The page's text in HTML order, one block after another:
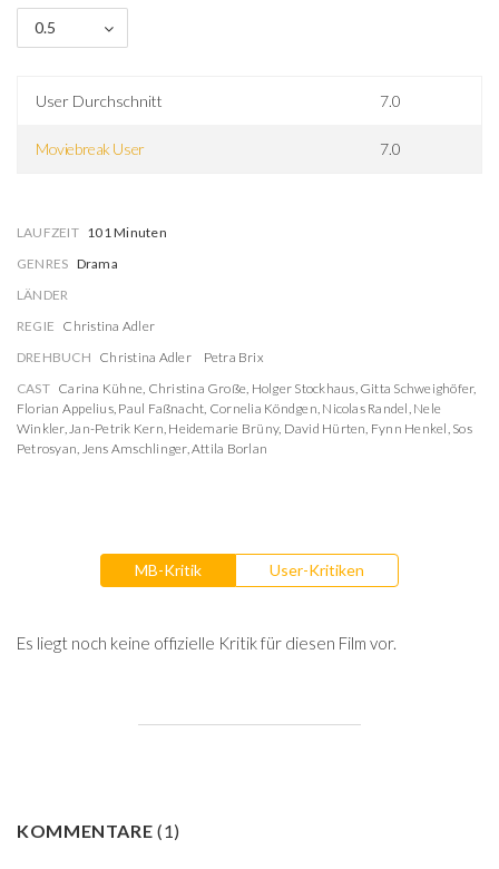
0.5
User Durchschnitt 7.0
Moviebreak User 7.0
LAUFZEIT 101 Minuten
GENRES Drama
LÄNDER
REGIE Christina Adler
DREHBUCH Christina Adler
Petra Brix
CAST Carina Kühne, Christina Große, Holger Stockhaus, Gitta Schweighöfer,
Florian Appelius, Paul Faßnacht, Cornelia Köndgen, Nicolas Randel, Nele
Winkler,Jan-Petrik Kern, Heidemarie Brüny, David Hürten, Fynn Henkel, Sos
Petrosyan, Jens Amschlinger,Attila Borlan
MB-Kritik User-Kritiken
Es liegt noch keine offizielle Kritik für diesen Film vor.
KOMMENTARE(1)